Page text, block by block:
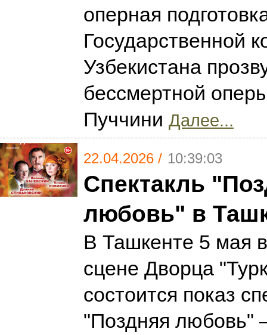
оперная
Государственной
Узбекистана
бессмертной
Пуччини Далее...
22.04.2026 / 10:39:03
Спектакль
любовь" в
В Ташкенте 5 мая
сцене Дворца
состоится показ
"Поздняя любовь"